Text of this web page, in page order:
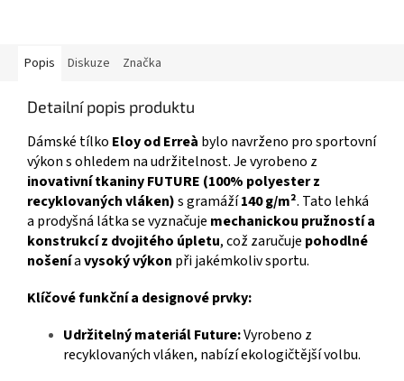
Popis Diskuze Značka
Detailní popis produktu
Dámské tílko Eloy od Erreà bylo navrženo pro sportovní
výkon s ohledem na udržitelnost. Je vyrobeno z
inovativní tkaniny FUTURE (100% polyester z
recyklovaných vláken)s gramáží140 g/m². Tato lehká
a prodyšná látka se vyznačuje mechanickou pružností a
konstrukcí z dvojitého úpletu, což zaručuje pohodlné
nošeníavysoký výkon při jakémkoliv sportu.
Klíčové funkční a designové prvky:
Udržitelný materiál Future:Vyrobeno z
recyklovaných vláken, nabízí ekologičtější volbu.